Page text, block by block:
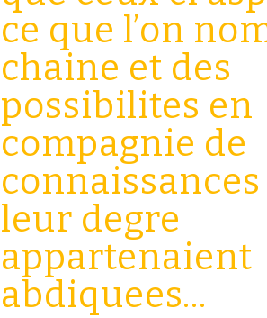
ce que l’on
chaine et des
possibilites en
compagnie de
leur degre
appartenaient
abdiquees…